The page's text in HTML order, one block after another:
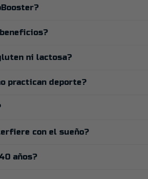
ni lactosa?
practican deporte?
con el sueño?
años?